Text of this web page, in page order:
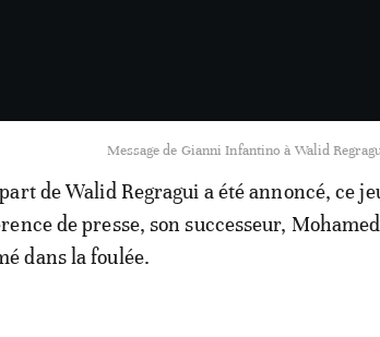
Message de Gianni Infantino à Walid
de Walid Regragui a été annoncé, ce
de presse, son successeur,
dans la foulée.